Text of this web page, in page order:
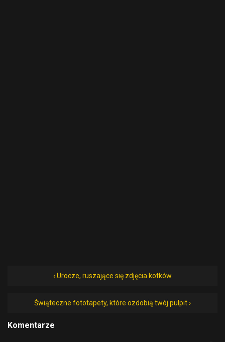
‹ Urocze, ruszające się zdjęcia kotków
Świąteczne fototapety, które ozdobią twój pulpit ›
Komentarze